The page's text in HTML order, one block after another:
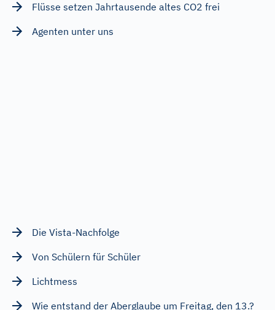
Flüsse setzen Jahrtausende altes CO2 frei
Agenten unter uns
Die Vista-Nachfolge
Von Schülern für Schüler
Lichtmess
Wie entstand der Aberglaube um Freitag, den 13.?